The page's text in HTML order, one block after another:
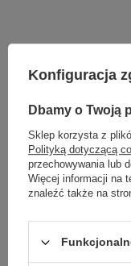
Lampa sufitowa okrąg
Konfiguracja
Dbamy o Twoją
Sklep korzysta z
Polityką dotyczącą
przechowywania lub
Więcej informacji na
znaleźć także na